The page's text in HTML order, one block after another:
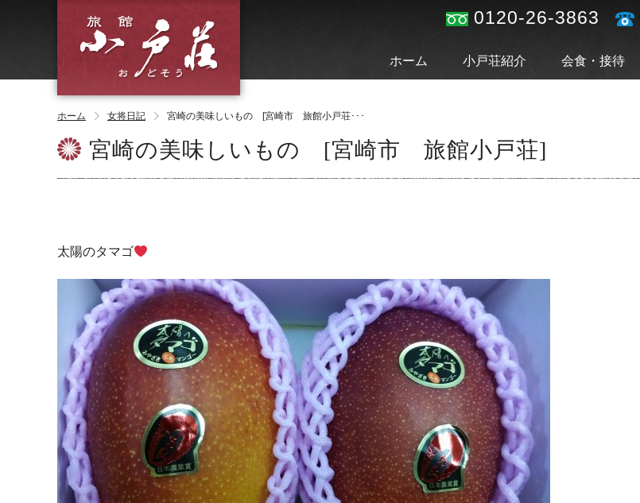
0120-26-3863
ホーム 小戸荘紹介 会食・接待
ホーム 女将日記 宮崎の美味しいもの [宮崎市 旅館小戸荘･･･
宮崎の美味しいもの [宮崎市 旅館小戸荘]
太陽のタマゴ